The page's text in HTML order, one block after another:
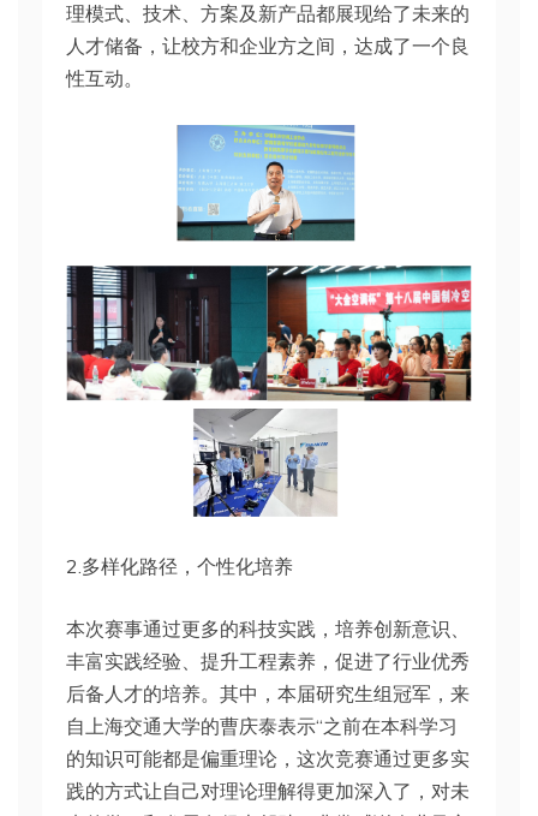
理模式、技术、方案及新产品都展现给了未来的
人才储备，让校方和企业方之间，达成了一个良
性互动。
2.多样化路径，个性化培养
本次赛事通过更多的科技实践，培养创新意识、
丰富实践经验、提升工程素养，促进了行业优秀
后备人才的培养。其中，本届研究生组冠军，来
自上海交通大学的曹庆泰表示“之前在本科学习
的知识可能都是偏重理论，这次竞赛通过更多实
践的方式让自己对理论理解得更加深入了，对未